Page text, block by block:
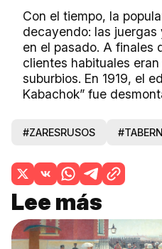
Con el tiempo, la
decayendo: las
en el pasado. A finales
clientes habituales
suburbios. En 1919, el
Kabachok” fue
#ZARESRUSOS
Lee más